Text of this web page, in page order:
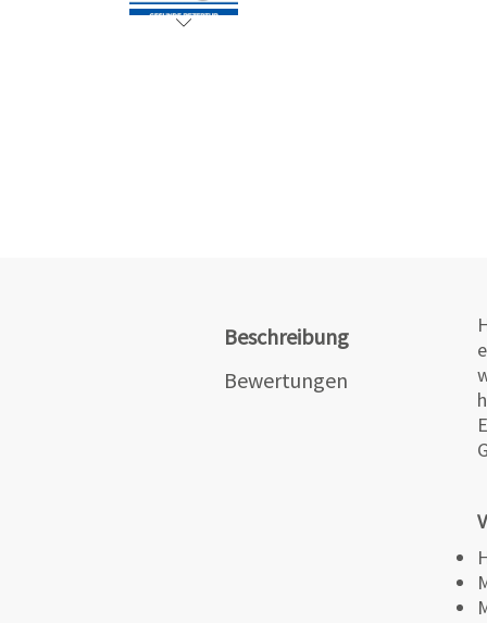
Beschreibung
Bewertungen